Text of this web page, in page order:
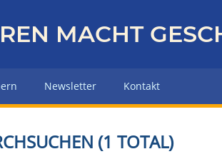
MACHT
Newsletter Kontakt
(1 TOTAL)